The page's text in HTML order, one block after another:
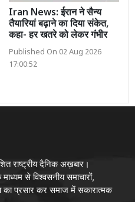
Iran News: ईरान ने सैन्य
तैयारियां बढ़ाने का दिया संकेत,
कहा- हर खतरे को लेकर गंभीर
Published On 02 Aug 2026
17:00:52
राष्ट्रीय दैनिक अख़बार।
से विश्वसनीय समाचारों,
का प्रसार कर समाज में सकारात्मक